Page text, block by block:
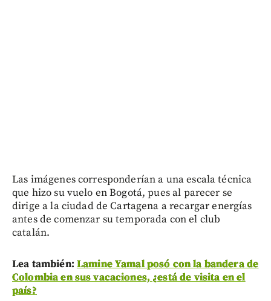
Las imágenes corresponderían a una escala técnica
que hizo su vuelo en Bogotá, pues al parecer se
dirige a la ciudad de Cartagena a recargar energías
antes de comenzar su temporada con el club
catalán.
Lea también: Lamine Yamal posó con la bandera de
Colombia en sus vacaciones, ¿está de visita en el
país?